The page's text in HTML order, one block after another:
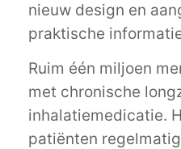
nieuw design en
praktische
Ruim één miljoen
met chronische
inhalatiemedicatie.
patiënten